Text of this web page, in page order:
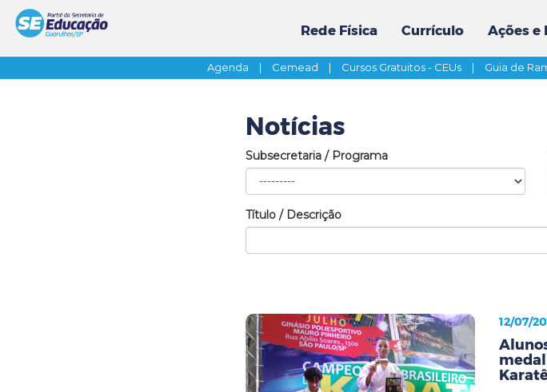
Rede Física Currículo Ações e
Agenda | Cemead | Cursos Gratuitos - CEUs | Guia de
Notícias
Subsecretaria / Programa
Título / Descrição
12/07/